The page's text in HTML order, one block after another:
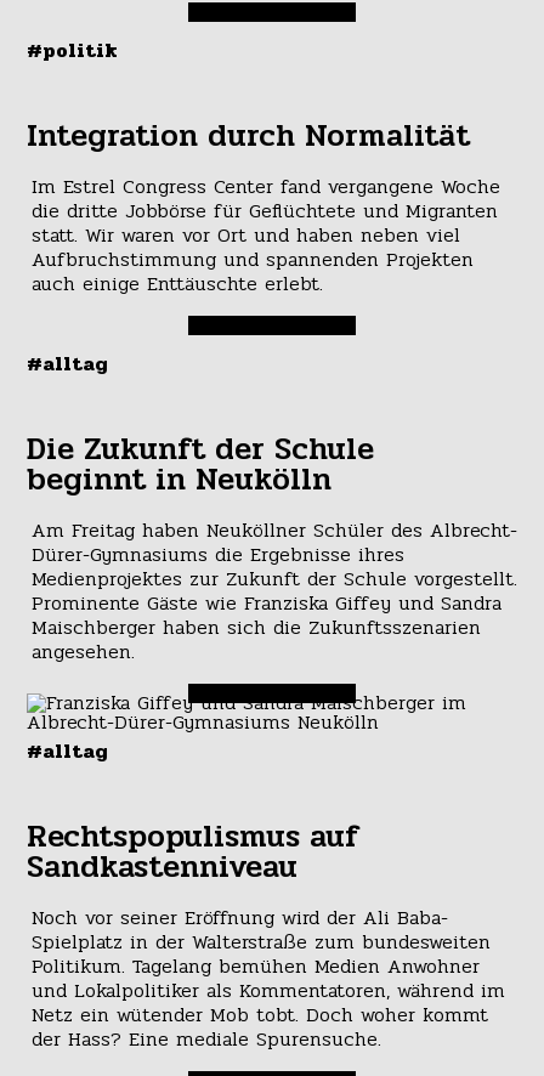
#politik
Integration durch Normalität
Im Estrel Congress Center fand vergangene Woche
die dritte Jobbörse für Geflüchtete und Migranten
statt. Wir waren vor Ort und haben neben viel
Aufbruchstimmung und spannenden Projekten
auch einige Enttäuschte erlebt.
#alltag
Die Zukunft der Schule
beginnt in Neukölln
Am Freitag haben Neuköllner Schüler des Albrecht-
Dürer-Gymnasiums die Ergebnisse ihres
Medienprojektes zur Zukunft der Schule vorgestellt.
Prominente Gäste wie Franziska Giffey und Sandra
Maischberger haben sich die Zukunftsszenarien
angesehen.
#alltag
Rechtspopulismus auf
Sandkastenniveau
Noch vor seiner Eröffnung wird der Ali Baba-
Spielplatz in der Walterstraße zum bundesweiten
Politikum. Tagelang bemühen Medien Anwohner
und Lokalpolitiker als Kommentatoren, während im
Netz ein wütender Mob tobt. Doch woher kommt
der Hass? Eine mediale Spurensuche.